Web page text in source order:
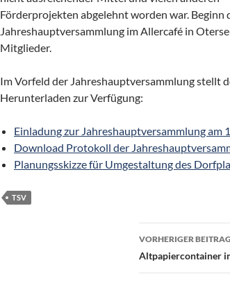
Förderprojekten abgelehnt worden war. Beginn
Jahreshauptversammlung im Allercafé in
Mitglieder.
Im Vorfeld der Jahreshauptversammlung stellt
Herunterladen zur Verfügung:
Einladung zur Jahreshauptversammlung am
Download Protokoll der
Planungsskizze für Umgestaltung des
TSV
VORHERIGER BEITRAG
Altpapiercontainer